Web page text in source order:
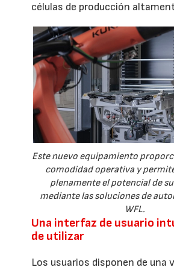
células de producción
Este nuevo equipamiento
comodidad operativa y
plenamente el potencial de
mediante las soluciones de
WFL.
Una interfaz de usuario
de utilizar
Los usuarios disponen de una